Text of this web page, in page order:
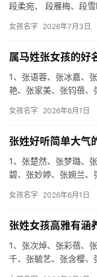
段柔宛、 段雁梅、段
女孩名字 2026年7月3日
属马姓张女孩的好
1、张语蓉、张冰嘉、
艳、张家美、张钧蓓、
淇、…
女孩名字 2026年6月1日
张姓好听简单大气
1、张楚然、张梦璐、
碧、张妙婷、张婉兰、
英、…
女孩名字 2026年6月1日
张姓女孩高雅有涵
1、张次焯、张彩蓓、
千、张毓艺、张含樱